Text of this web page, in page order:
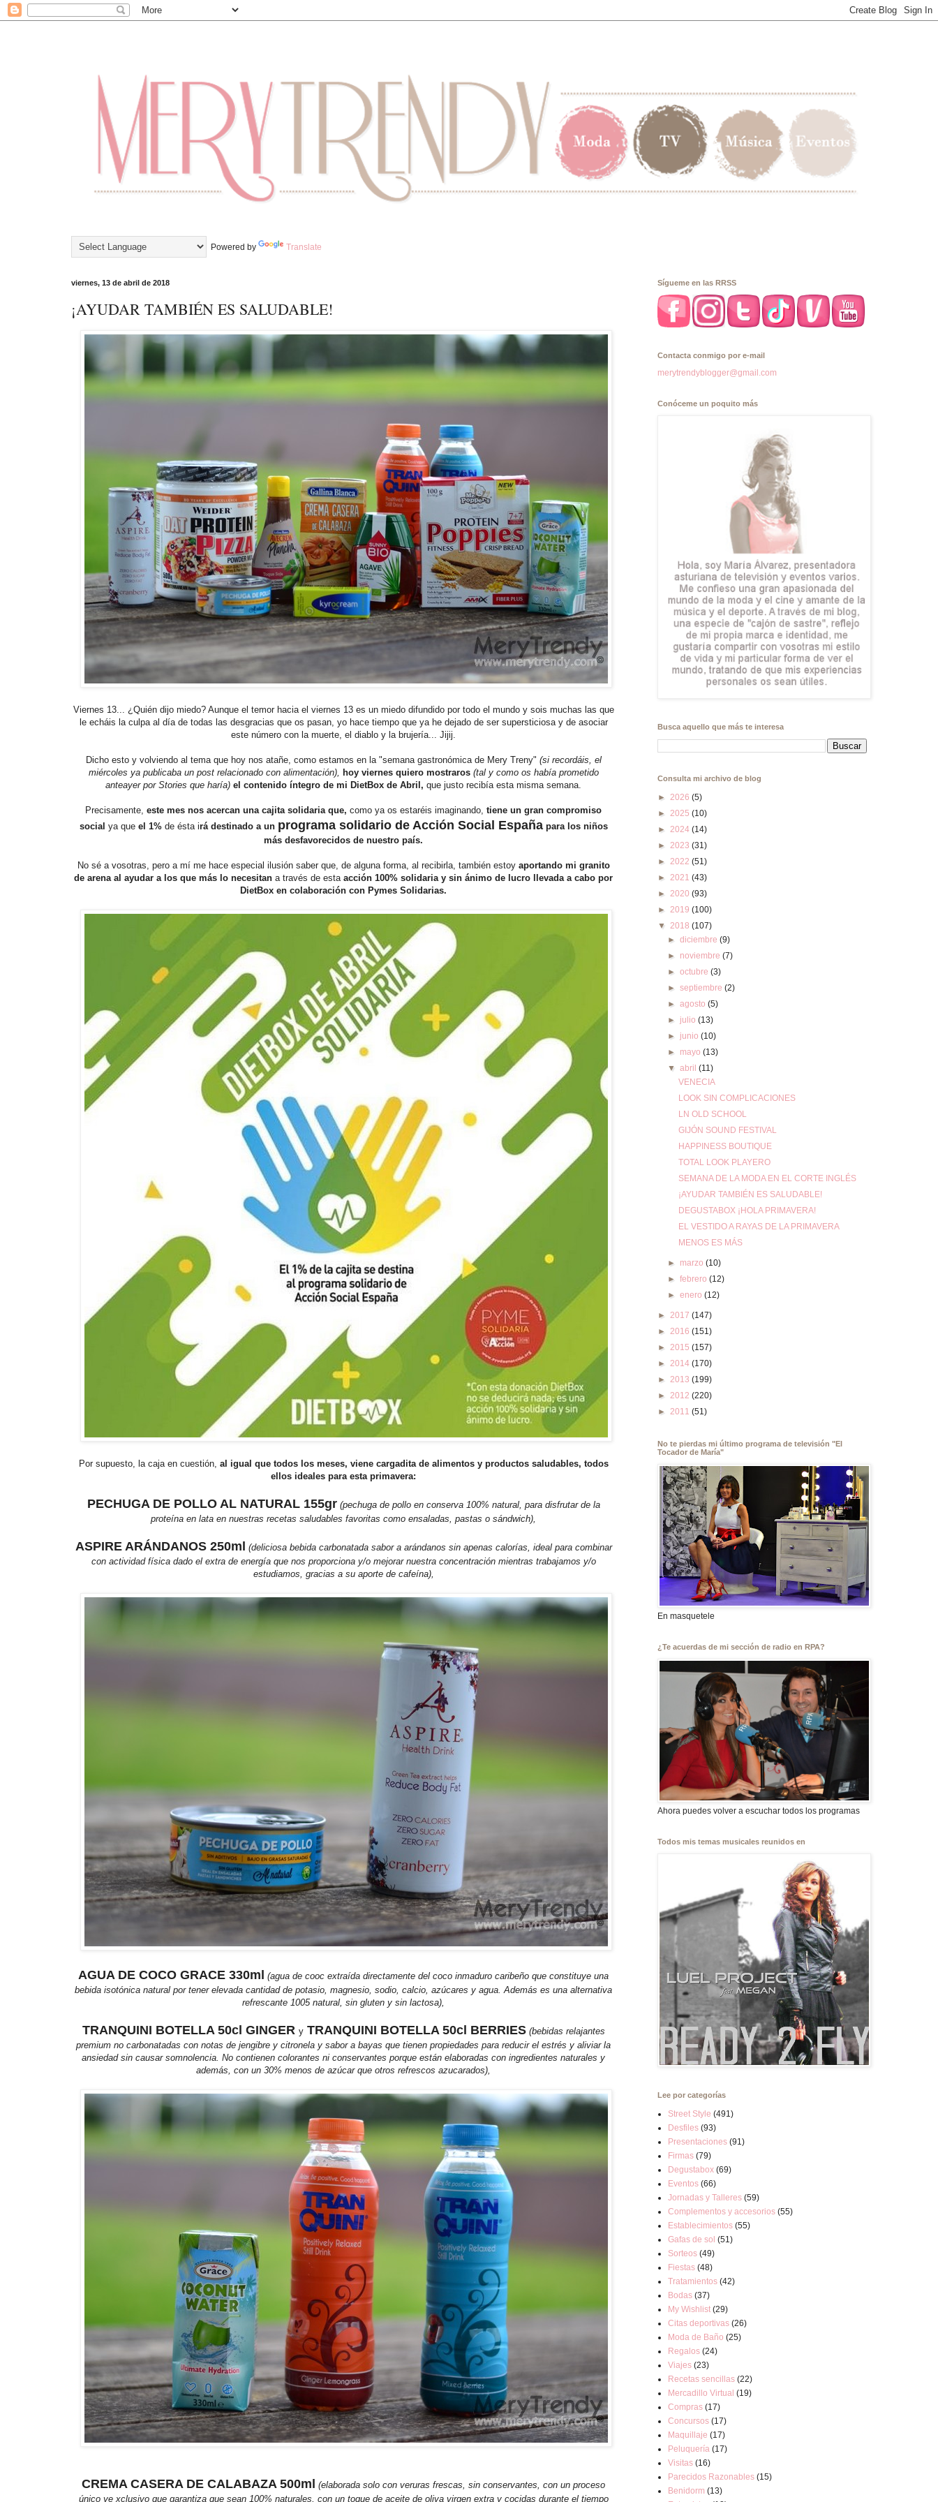
Powered by Translate
viernes, 13 de abril de 2018
¡AYUDAR TAMBIÉN ES SALUDABLE!
Viernes 13... ¿Quién dijo miedo? Aunque el temor hacia el viernes 13 es un miedo difundido por todo el mundo y sois muchas las que
le echáis la culpa al día de todas las desgracias que os pasan, yo hace tiempo que ya he dejado de ser supersticiosa y de asociar
este número con la muerte, el diablo y la brujería... Jijij.
Dicho esto y volviendo al tema que hoy nos atañe, como estamos en la "semana gastronómica de Mery Treny" (si recordáis, el
miércoles ya publicaba un post relacionado con alimentación), hoy viernes quiero mostraros(tal y como os había prometido
anteayer por Stories que haría) el contenido íntegro de mi DietBox de Abril, que justo recibía esta misma semana.
Precisamente, este mes nos acercan una cajita solidaria que, como ya os estaréis imaginando, tiene un gran compromiso
social ya que el 1% de ésta irá destinado a un programa solidario de Acción Social Españapara los niños
más desfavorecidos de nuestro país.
No sé a vosotras, pero a mí me hace especial ilusión saber que, de alguna forma, al recibirla, también estoyaportando mi granito
de arena al ayudar a los que más lo necesitan a través de esta acción 100% solidaria y sin ánimo de lucro llevada a cabo por
DietBox en colaboración con Pymes Solidarias.
Por supuesto, la caja en cuestión, al igual que todos los meses, viene cargadita de alimentos y productos saludables, todos
ellos ideales para esta primavera:
PECHUGA DE POLLO AL NATURAL 155gr (pechuga de pollo en conserva 100% natural, para disfrutar de la
proteína en lata en nuestras recetas saludables favoritas como ensaladas, pastas o sándwich),
ASPIRE ARÁNDANOS 250ml (deliciosa bebida carbonatada sabor a arándanos sin apenas calorías, ideal para combinar
con actividad física dado el extra de energía que nos proporciona y/o mejorar nuestra concentración mientras trabajamos y/o
estudiamos, gracias a su aporte de cafeína),
AGUA DE COCO GRACE 330ml (agua de cooc extraída directamente del coco inmaduro caribeño que constituye una
bebida isotónica natural por tener elevada cantidad de potasio, magnesio, sodio, calcio, azúcares y agua. Además es una alternativa
refrescante 1005 natural, sin gluten y sin lactosa),
TRANQUINI BOTELLA 50cl GINGER y TRANQUINI BOTELLA 50cl BERRIES (bebidas relajantes
premium no carbonatadas con notas de jengibre y citronela y sabor a bayas que tienen propiedades para reducir el estrés y aliviar la
ansiedad sin causar somnolencia. No contienen colorantes ni conservantes porque están elaboradas con ingredientes naturales y
además, con un 30% menos de azúcar que otros refrescos azucarados),
CREMA CASERA DE CALABAZA 500ml (elaborada solo con veruras frescas, sin conservantes, con un proceso
único ye xclusivo que garantiza que sean 100% naturales, con un toque de aceite de oliva virgen extra y cocidas durante el tiempo
Sígueme en las RRSS
Contacta conmigo por e-mail
merytrendyblogger@gmail.com
Conóceme un poquito más
Busca aquello que más te interesa
Consulta mi archivo de blog
► 2026 (5)
► 2025 (10)
► 2024 (14)
► 2023 (31)
► 2022 (51)
► 2021 (43)
► 2020 (93)
► 2019 (100)
▼ 2018 (107)
►diciembre(9)
► noviembre(7)
►octubre(3)
►septiembre(2)
►agosto(5)
► julio(13)
► junio(10)
► mayo(13)
▼abril(11)
VENECIA
LOOK SIN COMPLICACIONES
LN OLD SCHOOL
GIJÓN SOUND FESTIVAL
HAPPINESS BOUTIQUE
TOTAL LOOK PLAYERO
SEMANA DE LA MODA EN EL CORTE INGLÉS
¡AYUDAR TAMBIÉN ES SALUDABLE!
DEGUSTABOX ¡HOLA PRIMAVERA!
EL VESTIDO A RAYAS DE LA PRIMAVERA
MENOS ES MÁS
► marzo(10)
►febrero(12)
►enero(12)
► 2017 (147)
► 2016 (151)
► 2015 (157)
► 2014 (170)
► 2013 (199)
► 2012 (220)
► 2011 (51)
No te pierdas mi último programa de televisión "El
Tocador de María"
En masquetele
¿Te acuerdas de mi sección de radio en RPA?
Ahora puedes volver a escuchar todos los programas
Todos mis temas musicales reunidos en
Lee por categorías
Street Style (491)
Desfiles (93)
Presentaciones (91)
Firmas (79)
Degustabox (69)
Eventos (66)
Jornadas y Talleres (59)
Complementos y accesorios (55)
Establecimientos (55)
Gafas de sol (51)
Sorteos (49)
Fiestas (48)
Tratamientos (42)
Bodas (37)
My Wishlist (29)
Citas deportivas (26)
Moda de Baño (25)
Regalos (24)
Viajes (23)
Recetas sencillas (22)
Mercadillo Virtual (19)
Compras (17)
Concursos (17)
Maquillaje (17)
Peluquería (17)
Visitas (16)
Parecidos Razonables (15)
Benidorm (13)